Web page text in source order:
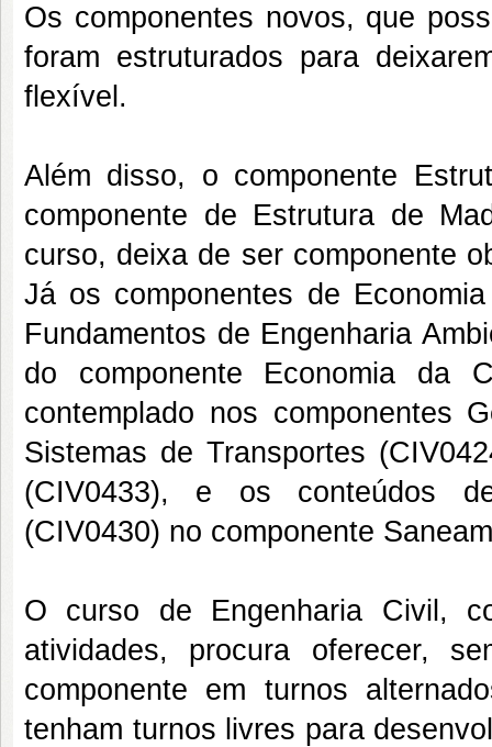
Os componentes novos, que
foram estruturados para
flexível.
Além disso, o componente
componente de Estrutura de
curso, deixa de ser componente
Já os componentes de
Fundamentos de Engenharia
do componente Economia da
contemplado nos componentes
Sistemas de Transportes
(CIV0433), e os conteúdos
(CIV0430) no componente
O curso de Engenharia Civil,
atividades, procura oferecer,
componente em turnos
tenham turnos livres para